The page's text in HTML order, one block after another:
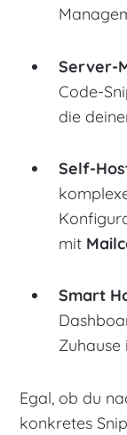
Server-
Code-
die
Self-
mit
Smart
Egal, ob du
konkretes